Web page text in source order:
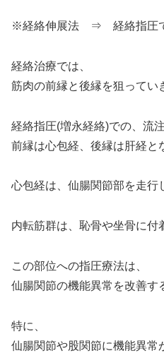
※経絡伸展法 ⇒ 経絡指圧
経絡治療では、
筋肉の前縁と後縁を狙ってい
経絡指圧(増永経絡)での、流
前縁は心包経、後縁は肝経と
心包経は、仙腸関節部を走行
内転筋群は、恥骨や坐骨に付
この部位への指圧療法は、
仙腸関節の機能異常を改善す
特に、
仙腸関節や股関節に機能異常